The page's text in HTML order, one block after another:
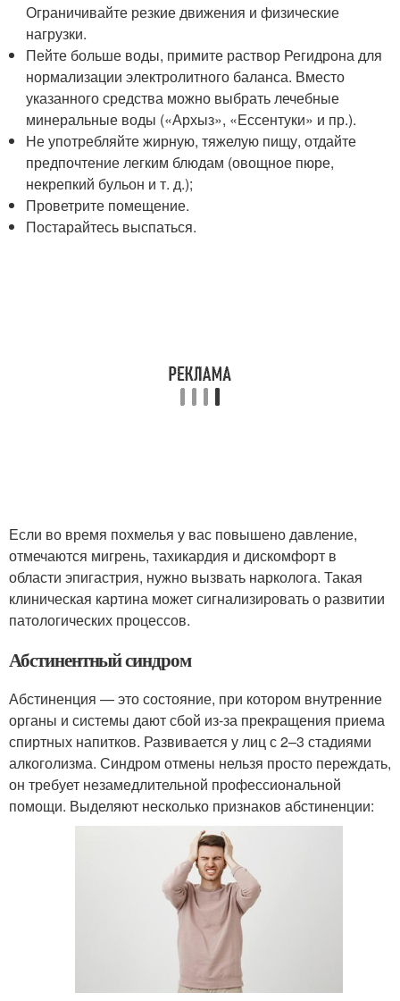
Ограничивайте резкие движения и физические
нагрузки.
Пейте больше воды, примите раствор Регидрона для
нормализации электролитного баланса. Вместо
указанного средства можно выбрать лечебные
минеральные воды («Архыз», «Ессентуки» и пр.).
Не употребляйте жирную, тяжелую пищу, отдайте
предпочтение легким блюдам (овощное пюре,
некрепкий бульон и т. д.);
Проветрите помещение.
Постарайтесь выспаться.
Если во время похмелья у вас повышено давление,
отмечаются мигрень, тахикардия и дискомфорт в
области эпигастрия, нужно вызвать нарколога. Такая
клиническая картина может сигнализировать о развитии
патологических процессов.
Абстинентный синдром
Абстиненция — это состояние, при котором внутренние
органы и системы дают сбой из-за прекращения приема
спиртных напитков. Развивается у лиц с 2–3 стадиями
алкоголизма. Синдром отмены нельзя просто переждать,
он требует незамедлительной профессиональной
помощи. Выделяют несколько признаков абстиненции: